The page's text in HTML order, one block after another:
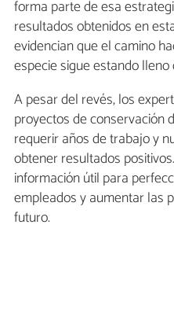
forma parte de esa
resultados obtenidos en
evidencian que el camino
especie sigue estando
A pesar del revés, los
proyectos de conservación
requerir años de trabajo y
obtener resultados
información útil para
empleados y aumentar las
futuro.